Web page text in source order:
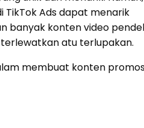
Ads dapat menarik
banyak konten video
atu terlupakan.
membuat konten